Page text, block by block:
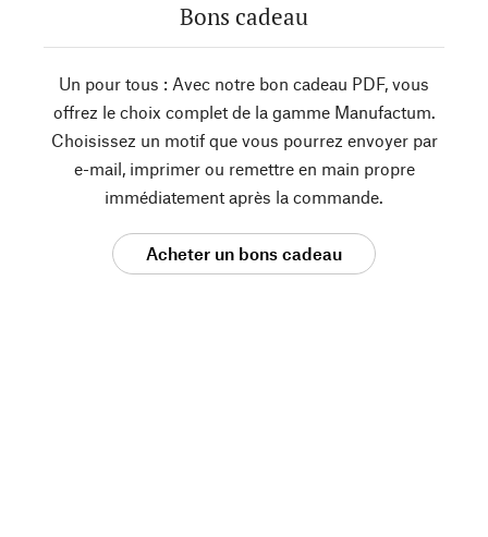
Bons cadeau
Un pour tous : Avec notre bon cadeau PDF, vous
offrez le choix complet de la gamme Manufactum.
Choisissez un motif que vous pourrez envoyer par
e-mail, imprimer ou remettre en main propre
immédiatement après la commande.
Acheter un bons cadeau